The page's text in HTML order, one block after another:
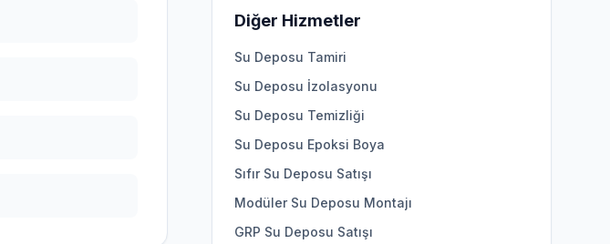
Diğer Hizmetler
Su Deposu Tamiri
Su Deposu İzolasyonu
Su Deposu Temizliği
Su Deposu Epoksi Boya
Sıfır Su Deposu Satışı
Modüler Su Deposu Montajı
GRP Su Deposu Satışı